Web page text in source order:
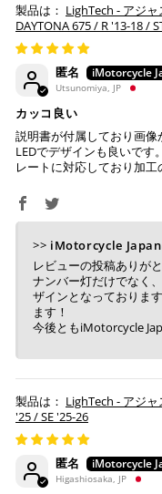
上記キャッシュ
い方法をご選択
が完了します。
※ ご利用には事前
必要です。
コンビニ決済(事
上記コンビニで
入金確認が取れ
店内端末にて操
※ 支払期限はご注
せん。
※ お支払いは現
銀行振込(事前決済)
LighTech - アジ
DAYTONA 675 / R '13-18 /
'17-24 / S 660 '20-21
匿名
Utsunomiya, JP
カッコ良い
説明書が付属しており画
LEDでデザインも良いで
レートに対応しており加工
>> iMotorcycle Japan
レビューの投稿ありが
ナンバー灯だけでなく
ザインとなっておりま
ます！
今後ともiMotorcycle
LighTech - アジ
'25 / SE '25-26
匿名
Higashiosaka, JP